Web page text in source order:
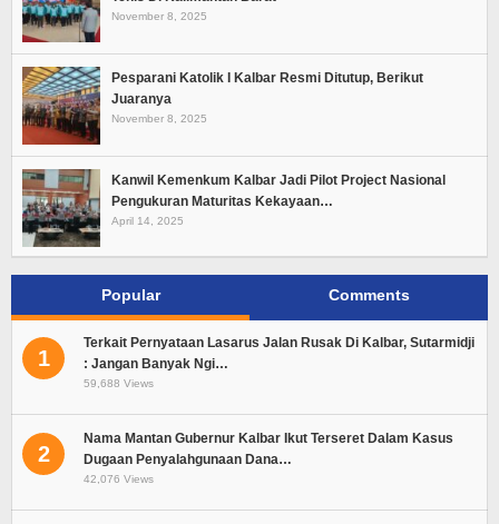
November 8, 2025
Pesparani Katolik I Kalbar Resmi Ditutup, Berikut
Juaranya
November 8, 2025
Kanwil Kemenkum Kalbar Jadi Pilot Project Nasional
Pengukuran Maturitas Kekayaan…
April 14, 2025
Popular Comments
1
Terkait Pernyataan Lasarus Jalan Rusak Di Kalbar, Sutarmidji
: Jangan Banyak Ngi…
59,688 Views
2
Nama Mantan Gubernur Kalbar Ikut Terseret Dalam Kasus
Dugaan Penyalahgunaan Dana…
42,076 Views